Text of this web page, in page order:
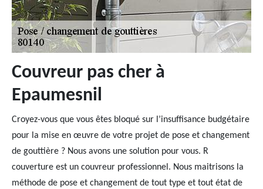
Couvreur pas cher à
Epaumesnil
Croyez-vous que vous êtes bloqué sur l’insuffisance budgétaire
pour la mise en œuvre de votre projet de pose et changement
de gouttière ? Nous avons une solution pour vous. R
couverture est un couvreur professionnel. Nous maitrisons la
méthode de pose et changement de tout type et tout état de